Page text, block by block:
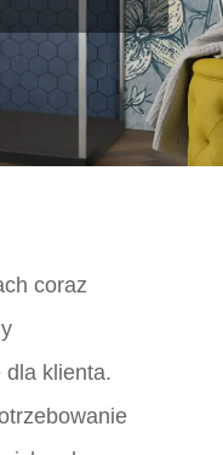
coraz
dla klienta.